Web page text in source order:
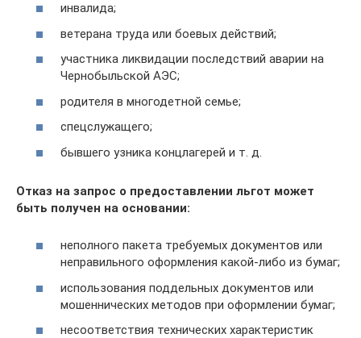
инвалида;
ветерана труда или боевых действий;
участника ликвидации последствий аварии на
Чернобыльской АЭС;
родителя в многодетной семье;
спецслужащего;
бывшего узника концлагерей и т. д.
Отказ на запрос о предоставлении льгот может
быть получен на основании:
неполного пакета требуемых документов или
неправильного оформления какой-либо из бумаг;
использования поддельных документов или
мошеннических методов при оформлении бумаг;
несоответствия технических характеристик